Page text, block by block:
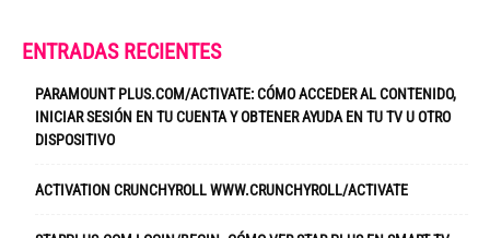
ENTRADAS RECIENTES
PARAMOUNT PLUS.COM/ACTIVATE: CÓMO ACCEDER AL CONTENIDO,
INICIAR SESIÓN EN TU CUENTA Y OBTENER AYUDA EN TU TV U OTRO
DISPOSITIVO
ACTIVATION CRUNCHYROLL WWW.CRUNCHYROLL/ACTIVATE